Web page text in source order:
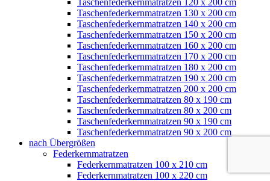
Taschenfederkernmatratzen 130 x 200 cm
Taschenfederkernmatratzen 140 x 200 cm
Taschenfederkernmatratzen 150 x 200 cm
Taschenfederkernmatratzen 160 x 200 cm
Taschenfederkernmatratzen 170 x 200 cm
Taschenfederkernmatratzen 180 x 200 cm
Taschenfederkernmatratzen 190 x 200 cm
Taschenfederkernmatratzen 200 x 200 cm
Taschenfederkernmatratzen 80 x 190 cm
Taschenfederkernmatratzen 80 x 200 cm
Taschenfederkernmatratzen 90 x 190 cm
Taschenfederkernmatratzen 90 x 200 cm
nach Übergrößen
Federkernmatratzen
Federkernmatratzen 100 x 210 cm
Federkernmatratzen 100 x 220 cm